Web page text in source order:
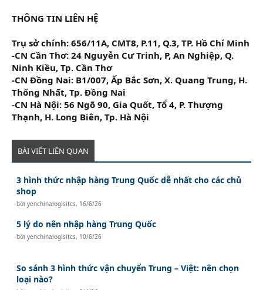
THÔNG TIN LIÊN HỆ
Trụ sở chính: 656/11A, CMT8, P.11, Q.3, TP. Hồ Chí Minh
-CN Cần Thơ: 24 Nguyễn Cư Trinh, P, An Nghiệp, Q.
Ninh Kiều, Tp. Cần Thơ
-CN Đồng Nai: B1/007, Ấp Bắc Sơn, X. Quang Trung, H.
Thống Nhất, Tp. Đồng Nai
-CN Hà Nội: 56 Ngõ 90, Gia Quốt, Tổ 4, P. Thượng
Thạnh, H. Long Biên, Tp. Hà Nội
BÀI VIẾT LIÊN QUAN
3 hình thức nhập hàng Trung Quốc dễ nhất cho các chủ
shop
bởiyenchinalogisitcs, 16/6/26
5 lý do nên nhập hàng Trung Quốc
bởiyenchinalogisitcs, 10/6/26
So sánh 3 hình thức vận chuyển Trung – Việt: nên chọn
loại nào?